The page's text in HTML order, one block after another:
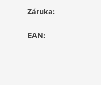
Záruka:
EAN: